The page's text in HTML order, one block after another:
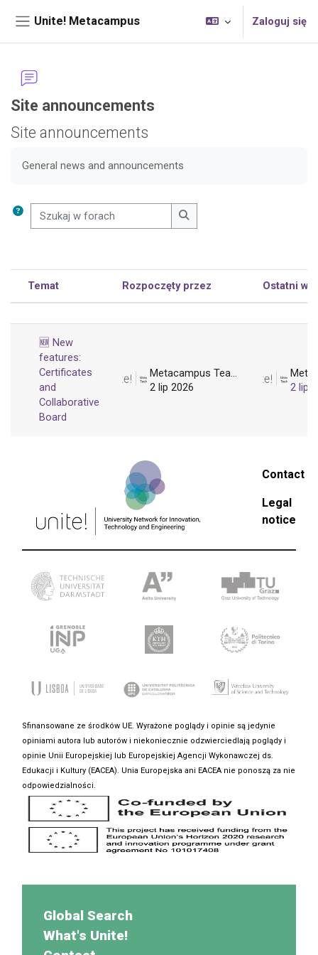
Unite! Metacampus Zaloguj się
Site announcements
Bloki uzupełniające
Site announcements
General news and announcements
Szukaj w forach
Szukaj w forach
Status
Temat Rozpoczęty przez Ostatni
🆕 New
features:
Certificates
and
Collaborative
Board
Metacampus Team
2 lip 2026
2 lip
Contact
Legal
notice
Sfinansowane ze środków UE. Wyrażone poglądy i opinie są jedynie
opiniami autora lub autorów i niekoniecznie odzwierciedlają poglądy i
opinie Unii Europejskiej lub Europejskiej Agencji Wykonawczej ds.
Edukacji i Kultury (EACEA). Unia Europejska ani EACEA nie ponoszą za nie
odpowiedzialności.
Global Search
What's Unite!